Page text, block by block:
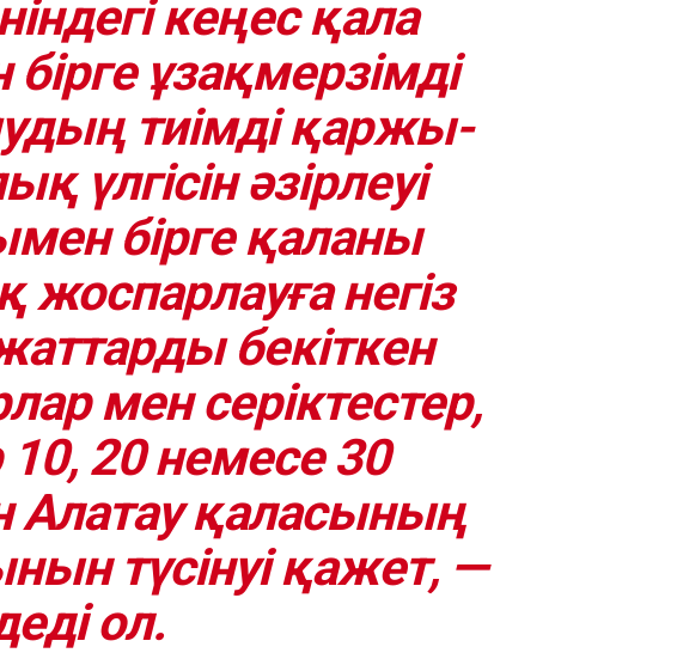
кеңес қала
бірге ұзақмерзімді
тиімді қаржы-
үлгісін әзірлеуі
бірге қаланы
жоспарлауға негіз
бекіткен
мен серіктестер,
10, 20 немесе 30
Алатау қаласының
түсінуі қажет, —
ол.